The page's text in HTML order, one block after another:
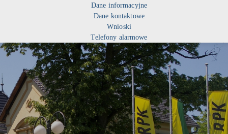
Dane informacyjne
Dane kontaktowe
Wnioski
Telefony alarmowe